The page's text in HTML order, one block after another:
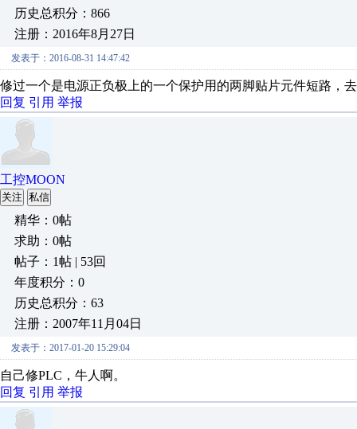
历史总积分：866
注册：2016年8月27日
发表于：2016-08-31 14:47:42
修过一个是电源正负极上的一个保护用的两脚贴片元件短路，
回复 引用 举报
工控MOON
关注 私信
精华：0帖
求助：0帖
帖子：1帖 | 53回
年度积分：0
历史总积分：63
注册：2007年11月04日
发表于：2017-01-20 15:29:04
自己修PLC，牛人啊。
回复 引用 举报